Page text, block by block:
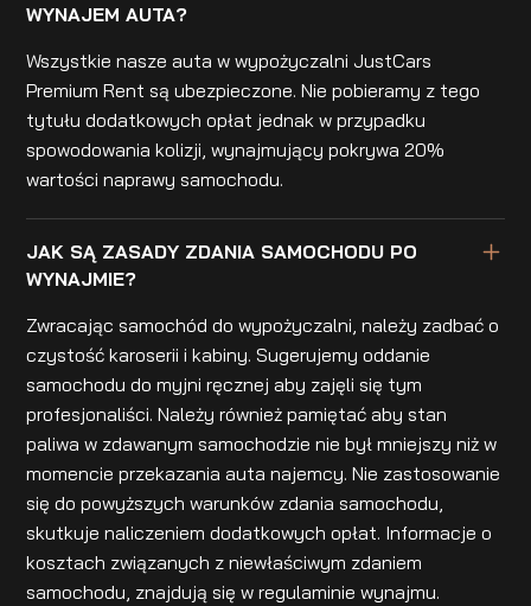
WYNAJEM AUTA?
Wszystkie nasze auta w wypożyczalni JustCars
Premium Rent są ubezpieczone. Nie pobieramy z tego
tytułu dodatkowych opłat jednak w przypadku
spowodowania kolizji, wynajmujący pokrywa 20%
wartości naprawy samochodu.
JAK SĄ ZASADY ZDANIA SAMOCHODU PO
WYNAJMIE?
Zwracając samochód do wypożyczalni, należy zadbać o
czystość karoserii i kabiny. Sugerujemy oddanie
samochodu do myjni ręcznej aby zajęli się tym
profesjonaliści. Należy również pamiętać aby stan
paliwa w zdawanym samochodzie nie był mniejszy niż w
momencie przekazania auta najemcy. Nie zastosowanie
się do powyższych warunków zdania samochodu,
skutkuje naliczeniem dodatkowych opłat. Informacje o
kosztach związanych z niewłaściwym zdaniem
samochodu, znajdują się w regulaminie wynajmu.